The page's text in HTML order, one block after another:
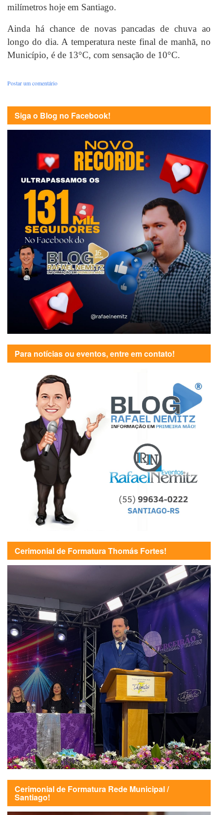
milímetros hoje em Santiago.
Ainda há chance de novas pancadas de chuva ao
longo do dia. A temperatura neste final de manhã, no
Município, é de 13°C, com sensação de 10°C.
Postar um comentário
Siga o Blog no Facebook!
Para notícias ou eventos, entre em contato!
Cerimonial de Formatura Thomás Fortes!
Cerimonial de Formatura Rede Municipal /
Santiago!